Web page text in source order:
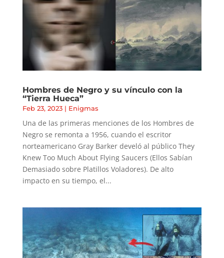
Hombres de Negro y su vínculo con la
“Tierra Hueca”
Feb 23, 2023| Enigmas
Una de las primeras menciones de los Hombres de
Negro se remonta a 1956, cuando el escritor
norteamericano Gray Barker develó al público They
Knew Too Much About Flying Saucers (Ellos Sabían
Demasiado sobre Platillos Voladores). De alto
impacto en su tiempo, el...